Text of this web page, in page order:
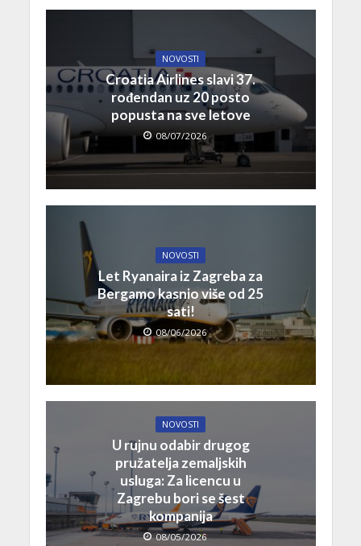
NOVOSTI
Croatia Airlines slavi 37.
rođendan uz 20 posto
popusta na sve letove
08/07/2026
NOVOSTI
Let Ryanaira iz Zagreba za
Bergamo kasnio više od 25
sati!
08/06/2026
NOVOSTI
U rujnu odabir drugog
pružatelja zemaljskih
usluga: Za licencu u
Zagrebu bori se šest
kompanija
08/05/2026